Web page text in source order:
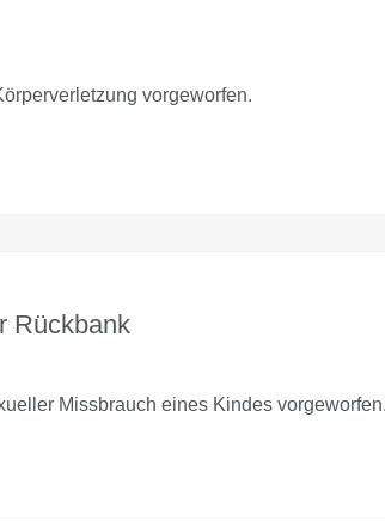
vorgeworfen.
Rückbank
Missbrauch eines Kindes vorgeworfen.